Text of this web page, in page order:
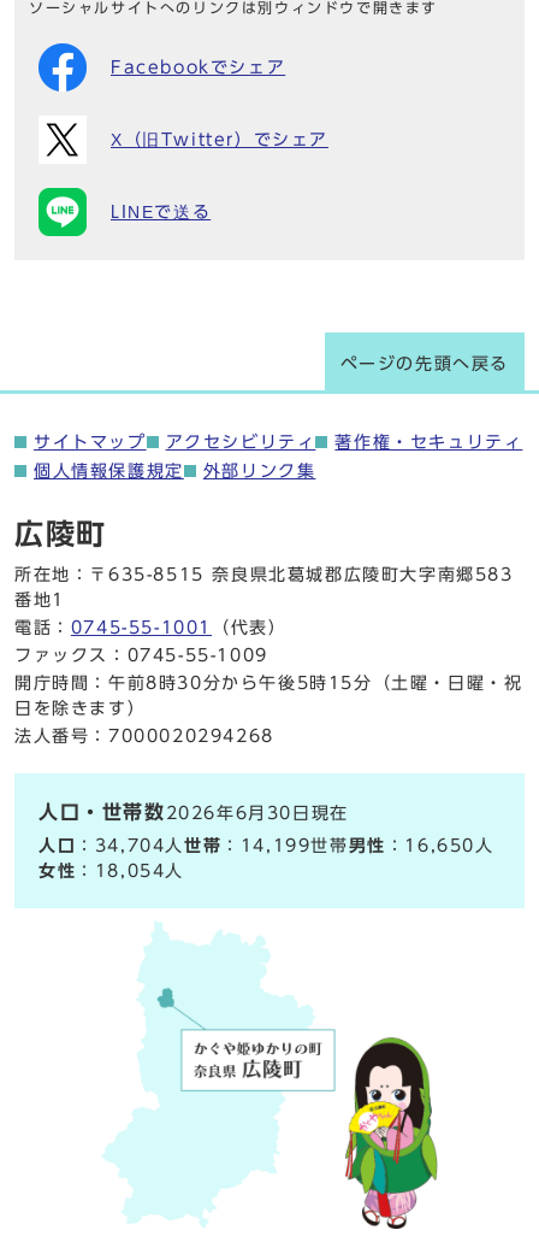
ソーシャルサイトへのリンクは別ウィンドウで開きます
Facebookでシェア
X（旧Twitter）でシェア
LINEで送る
ページの先頭へ戻る
サイトマップ アクセシビリティ
著作権・セキュリティ
個人情報保護規定
外部リンク集
広陵町
所在地：〒635-8515 奈良県北葛城郡広陵町大字南郷583
番地1
電話： 0745-55-1001
（代表）
ファックス：0745-55-1009
開庁時間：午前8時30分から午後5時15分（土曜・日曜・祝
日を除きます）
法人番号：7000020294268
人口・世帯数 2026年6月30日現在
人口
：34,704人世帯 ：14,199世帯男性 ：16,650人
女性 ：18,054人